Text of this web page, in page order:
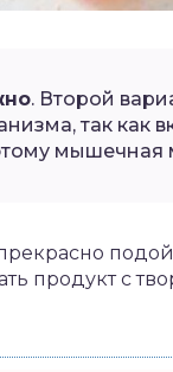
. Второй
так как
мышечная
продукт с